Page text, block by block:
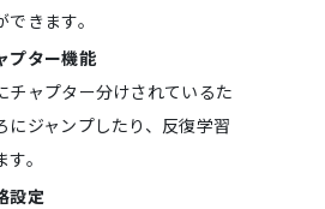
きます。
プター機能
チャプター分けされているた
にジャンプしたり、反復学習
。
設定